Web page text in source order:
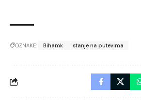
OZNAKE: Bihamk stanje na putevima